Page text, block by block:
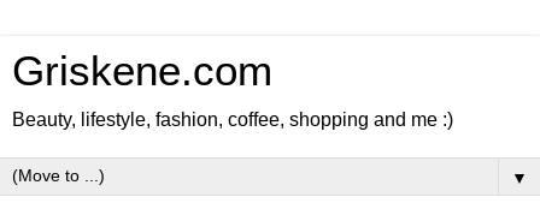
Griskene.com
Beauty, lifestyle, fashion, coffee, shopping and me :)
▼